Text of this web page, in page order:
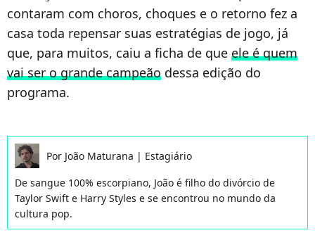
contaram com choros, choques e o retorno fez a
casa toda repensar suas estratégias de jogo, já
que, para muitos, caiu a ficha de que ele é quem
vai ser o grande campeão dessa edição do
programa.
Por João Maturana | Estagiário
De sangue 100% escorpiano, João é filho do divórcio de
Taylor Swift e Harry Styles e se encontrou no mundo da
cultura pop.